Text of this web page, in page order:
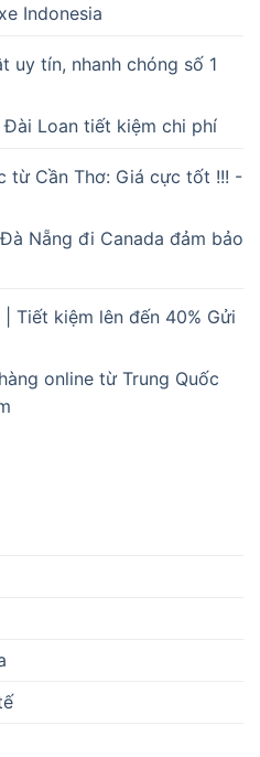
Indonesia
uy tín, nhanh chóng số 1
Loan tiết kiệm chi phí
từ Cần Thơ: Giá cực tốt !!! -
Nẵng đi Canada đảm bảo
Tiết kiệm lên đến 40% Gửi
online từ Trung Quốc